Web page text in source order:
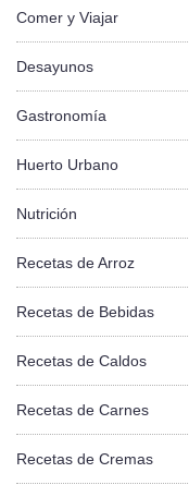
Comer y Viajar
Desayunos
Gastronomía
Huerto Urbano
Nutrición
Recetas de Arroz
Recetas de Bebidas
Recetas de Caldos
Recetas de Carnes
Recetas de Cremas